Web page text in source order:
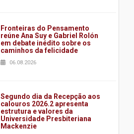
Fronteiras do Pensamento
reúne Ana Suy e Gabriel Rolón
em debate inédito sobre os
caminhos da felicidade
06.08.2026
Segundo dia da Recepção aos
calouros 2026.2 apresenta
estrutura e valores da
Universidade Presbiteriana
Mackenzie